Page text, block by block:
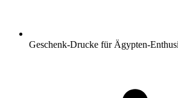
Geschenk-Drucke für Ägypten-